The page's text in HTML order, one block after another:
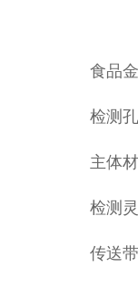
食品
检测
主体
检测
传送